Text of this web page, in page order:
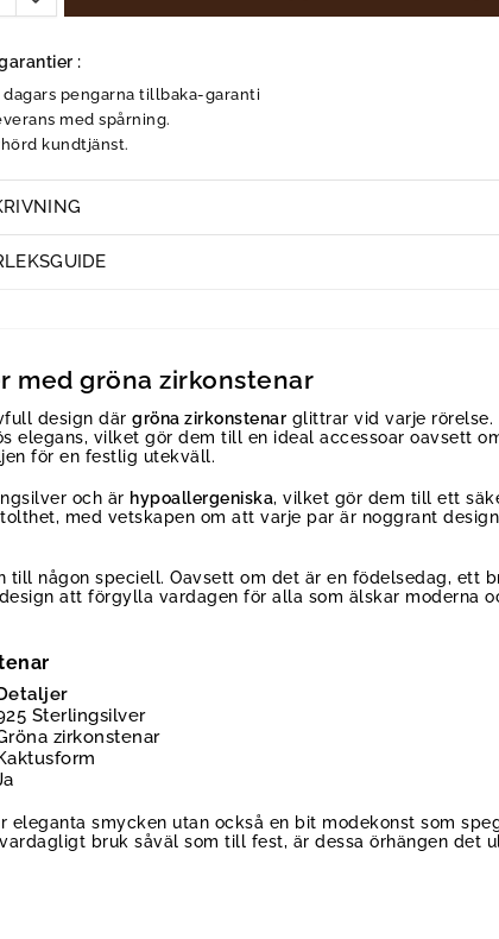
:
dagars pengarna tillbaka-garanti
med spårning.
kundtjänst.
med gröna zirkonstenar
design därgröna zirkonstenar glittrar vid varje rörelse.
elegans, vilket gör dem till en ideal accessoar oavsett
för en festlig utekväll.
och är hypoallergeniska, vilket gör dem till ett
med vetskapen om att varje par är noggrant
till någon speciell. Oavsett om det är en födelsedag, ett
att förgylla vardagen för alla som älskar moderna
Sterlingsilver
zirkonstenar
smycken utan också en bit modekonst som
bruk såväl som till fest, är dessa örhängen det